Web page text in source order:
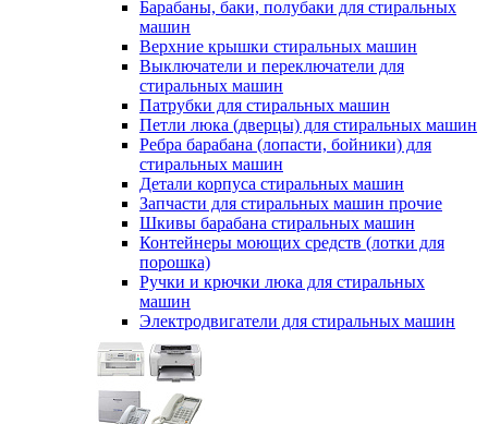
Барабаны, баки, полубаки для стиральных
машин
Верхние крышки стиральных машин
Выключатели и переключатели для
стиральных машин
Патрубки для стиральных машин
Петли люка (дверцы) для стиральных машин
Ребра барабана (лопасти, бойники) для
стиральных машин
Детали корпуса стиральных машин
Запчасти для стиральных машин прочие
Шкивы барабана стиральных машин
Контейнеры моющих средств (лотки для
порошка)
Ручки и крючки люка для стиральных
машин
Электродвигатели для стиральных машин